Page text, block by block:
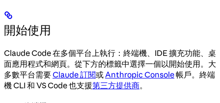
開始使用
Claude Code 在多個平台上執行：終端機、IDE 擴充功能、桌
面應用程式和網頁。從下方的標籤中選擇一個以開始使用。大
多數平台需要Claude 訂閱或Anthropic Console帳戶。終端
機 CLI 和 VS Code 也支援第三方提供商。